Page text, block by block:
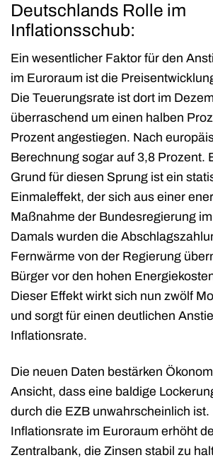
Deutschlands Rolle im
Inflationsschub:
Ein wesentlicher Faktor für den
im Euroraum ist die
Die Teuerungsrate ist dort im
überraschend um einen halben
Prozent angestiegen. Nach
Berechnung sogar auf 3,8 Prozent.
Grund für diesen Sprung ist ein
Einmaleffekt, der sich aus einer
Maßnahme der Bundesregierung
Damals wurden die
Fernwärme von der Regierung
Bürger vor den hohen
Dieser Effekt wirkt sich nun zwölf
und sorgt für einen deutlichen
Inflationsrate.
Die neuen Daten bestärken
Ansicht, dass eine baldige
durch die EZB unwahrscheinlich ist.
Inflationsrate im Euroraum erhöht
Zentralbank, die Zinsen stabil zu